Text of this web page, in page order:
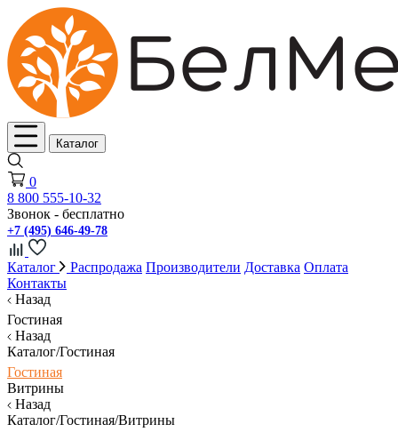
Каталог
0
8 800 555-10-32
Звонок - бесплатно
+7 (495) 646-49-78
Каталог Распродажа Производители Доставка Оплата
Контакты
Назад
Гостиная
Назад
Каталог/Гостиная
Гостиная
Витрины
Назад
Каталог/Гостиная/Витрины